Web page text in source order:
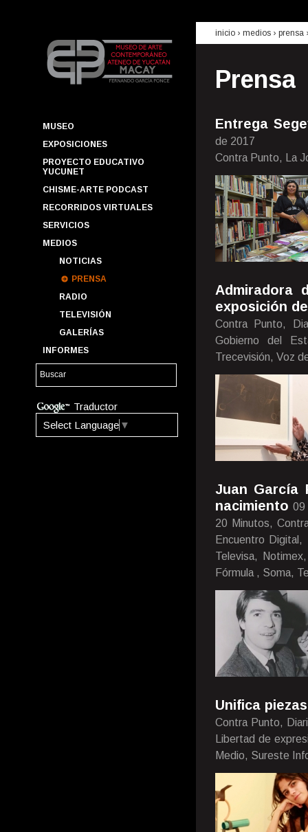
MUSEO
EXPOSICIONES
PROYECTO EDUCATIVO
YUCUNET
CHISME-ARTE PODCAST
RECORRIDOS VIRTUALES
SERVICIOS
MEDIOS
NOTICIAS
PRENSA
RADIO
TELEVISIÓN
GALERÍAS
INFORMES
Traductor
Select Language ▼
inicio › medios › prensa
Prensa
Entrega
de 2017
Contra Punto, La
Admiradora
exposición
Contra Punto,
Gobierno del
Trecevisión, Voz
Juan García
nacimiento 09
20 Minutos,
Encuentro
Televisa,
Fórmula , Soma,
Unifica
Contra Punto,
Libertad de
Medio, Sureste